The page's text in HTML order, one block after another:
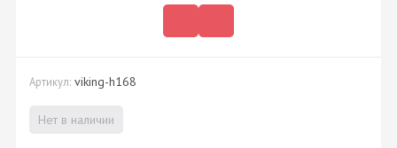
Артикул: viking-h168
Нет в наличии